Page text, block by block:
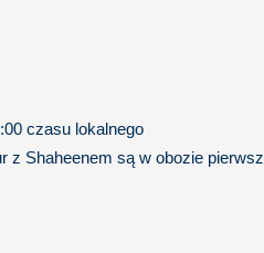
czasu lokalnego
Shaheenem są w obozie